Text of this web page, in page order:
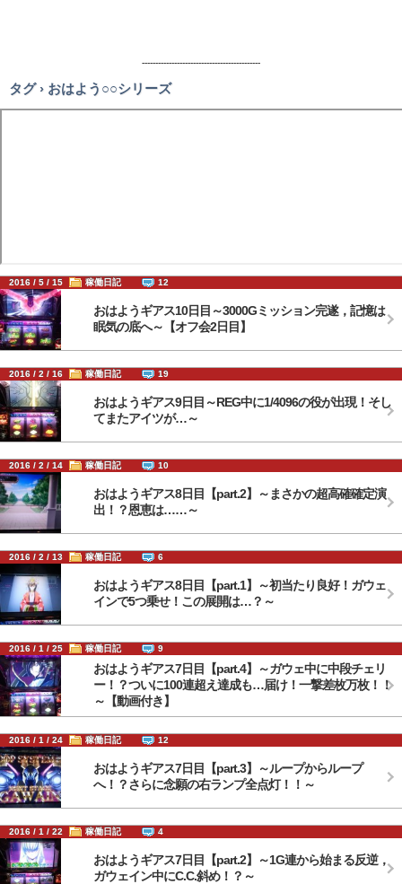
--------------------------------------------
タグ › おはよう○○シリーズ
2016 / 5 / 15 稼働日記 12
おはようギアス10日目～3000Gミッション完遂，記憶は
眠気の底へ～【オフ会2日目】
2016 / 2 / 16 稼働日記 19
おはようギアス9日目～REG中に1/4096の役が出現！そし
てまたアイツが…～
2016 / 2 / 14 稼働日記 10
おはようギアス8日目【part.2】～まさかの超高確確定演
出！？恩恵は……～
2016 / 2 / 13 稼働日記 6
おはようギアス8日目【part.1】～初当たり良好！ガウェ
インで5つ乗せ！この展開は…？～
2016 / 1 / 25 稼働日記 9
おはようギアス7日目【part.4】～ガウェ中に中段チェリ
ー！？ついに100連超え達成も…届け！一撃差枚万枚！！
～【動画付き】
2016 / 1 / 24 稼働日記 12
おはようギアス7日目【part.3】～ループからループ
へ！？さらに念願の右ランプ全点灯！！～
2016 / 1 / 22 稼働日記 4
おはようギアス7日目【part.2】～1G連から始まる反逆，
ガウェイン中にC.C.斜め！？～